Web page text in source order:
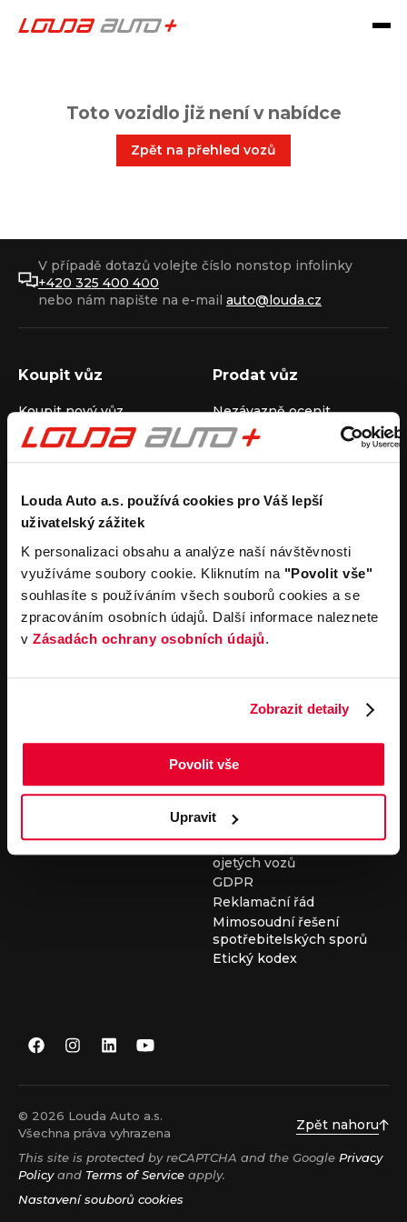
Louda Auto a.s. používá cookies pro Váš lepší
uživatelský zážitek
K personalizaci obsahu a analýze naší návštěvnosti
využíváme soubory cookie. Kliknutím na "Povolit vše"
souhlasíte s používáním všech souborů cookies a se
zpracováním osobních údajů. Další informace naleznete
v Zásadách ochrany osobních údajů.
Zobrazit detaily
Povolit vše
Upravit
Toto vozidlo již není v nabídce
Zpět na přehled vozů
V případě dotazů volejte číslo nonstop infolinky
+420 325 400 400
nebo nám napište na e-mail auto@louda.cz
Koupit vůz
Koupit nový vůz
Koupit ojetý vůz
Koupit užitkový vůz
Prodat vůz
Nezávazně ocenit
Průběh výkupu vozu
Pronájem
Carsharing
Autopůjčovna
Operativní leasing
Společnost
Louda Auto+ Poděbrady
Obytné vozy
Novinky
Kariéra
Servisní služby
Servis
Důležité odkazy
Cookies
Všeobecné obchodní
podmínky pro online
vozidel
Všeobecné obchodní
podmínky pro provádění
servisních prací
Všeobecné obchodní
podmínky při nákupu
ojetých vozů
GDPR
Reklamační řád
Mimosoudní řešení
spotřebitelských sporů
Etický kodex
© 2026 Louda Auto a.s.
Všechna práva vyhrazena
Zpět nahoru
This site is protected by reCAPTCHA and the Google Privacy
Policyand Terms of Service apply.
Nastavení souborů cookies